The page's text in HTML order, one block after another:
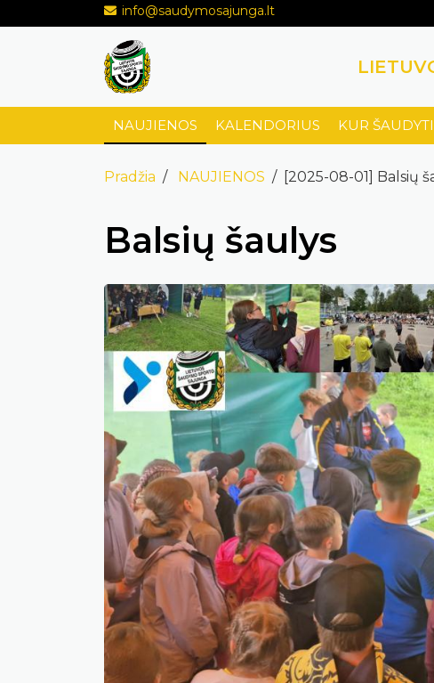
info@saudymosajunga.lt
NAUJIENOS KALENDORIUS KUR ŠAUDYTI
Pradžia NAUJIENOS [2025-08-01] Balsių
Balsių šaulys